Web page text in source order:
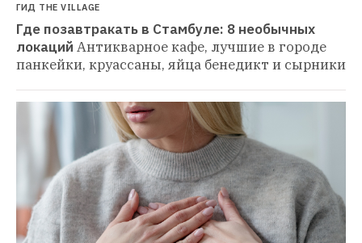
ГИД THE VILLAGE
Где позавтракать в Стамбуле: 8 необычных
локаций Антикварное кафе, лучшие в городе
панкейки, круассаны, яйца бенедикт и сырники